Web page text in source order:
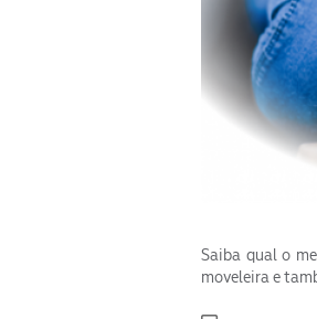
Saiba qual o
moveleira e